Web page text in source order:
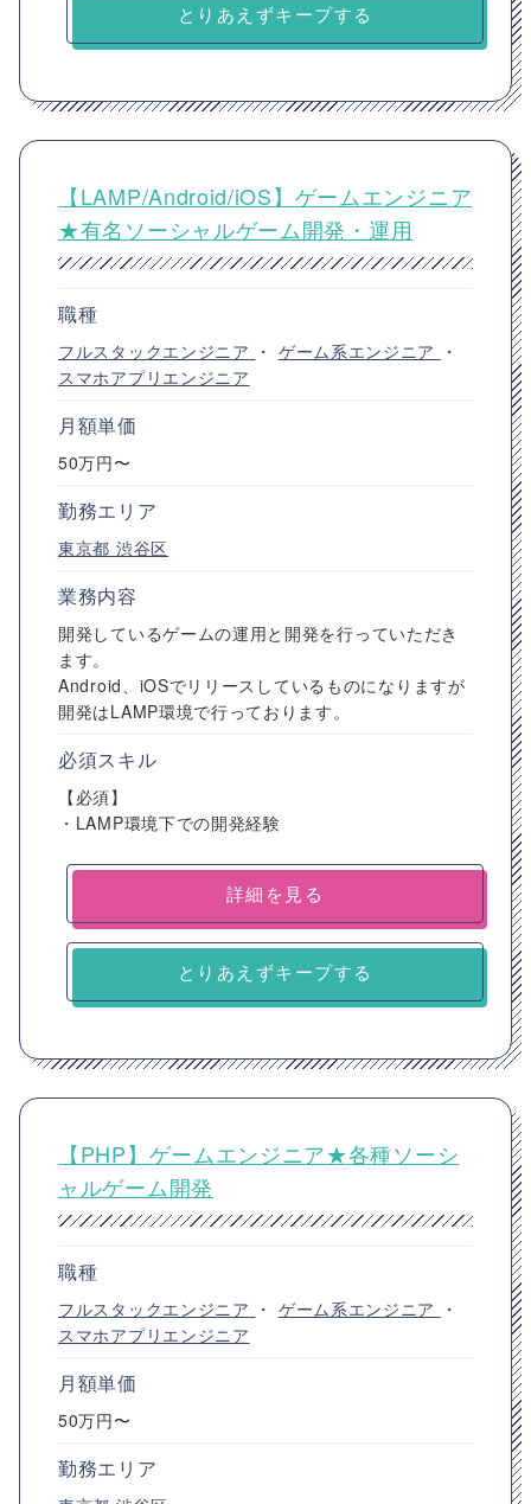
とりあえずキープする
【LAMP/Android/iOS】ゲームエンジニア
★有名ソーシャルゲーム開発・運用
職種
フルスタックエンジニア ・ ゲーム系エンジニア
・
スマホアプリエンジニア
月額単価
50万円〜
勤務エリア
東京都 渋谷区
業務内容
開発しているゲームの運用と開発を行っていただき
ます。
Android、iOSでリリースしているものになりますが
開発はLAMP環境で行っております。
必須スキル
【必須】
・LAMP環境下での開発経験
詳細を見る
とりあえずキープする
【PHP】ゲームエンジニア★各種ソーシ
ャルゲーム開発
職種
フルスタックエンジニア ・ ゲーム系エンジニア
・
スマホアプリエンジニア
月額単価
50万円〜
勤務エリア